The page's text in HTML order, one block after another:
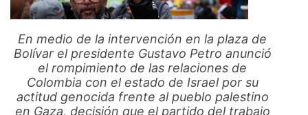
En medio de la intervención en la plaza de
Bolívar el presidente Gustavo Petro anunció
el rompimiento de las relaciones de
Colombia con el estado de Israel por su
actitud genocida frente al pueblo palestino
en Gaza, decisión que el partido del trabajo